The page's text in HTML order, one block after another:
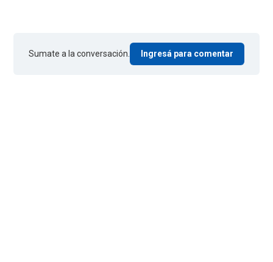
Sumate a la conversación. Ingresá para comentar